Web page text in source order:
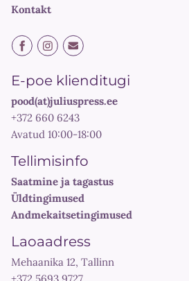
Kontakt
E-poe klienditugi
pood(at)juliuspress.ee
+372 660 6243
Avatud 10:00-18:00
Tellimisinfo
Saatmine ja tagastus
Üldtingimused
Andmekaitsetingimused
Laoaadress
Mehaanika 12, Tallinn
+372 5693 9727